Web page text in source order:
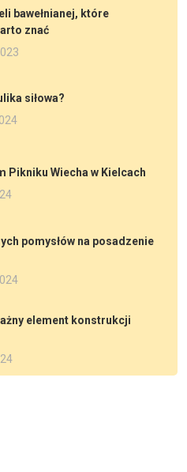
bawełnianej, które
znać
siłowa?
Pikniku Wiecha w Kielcach
pomysłów na posadzenie
element konstrukcji